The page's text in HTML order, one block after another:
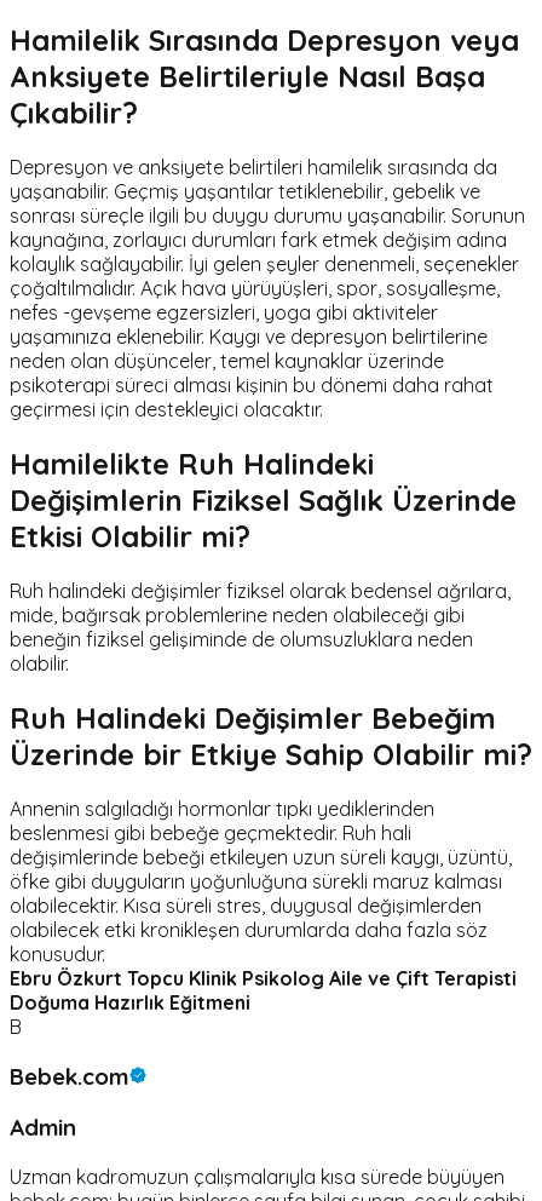
Hamilelik Sırasında Depresyon veya
Anksiyete Belirtileriyle Nasıl Başa
Çıkabilir?
Depresyon ve anksiyete belirtileri hamilelik sırasında da
yaşanabilir. Geçmiş yaşantılar tetiklenebilir, gebelik ve
sonrası süreçle ilgili bu duygu durumu yaşanabilir. Sorunun
kaynağına, zorlayıcı durumları fark etmek değişim adına
kolaylık sağlayabilir. İyi gelen şeyler denenmeli, seçenekler
çoğaltılmalıdır. Açık hava yürüyüşleri, spor, sosyalleşme,
nefes -gevşeme egzersizleri, yoga gibi aktiviteler
yaşamınıza eklenebilir. Kaygı ve depresyon belirtilerine
neden olan düşünceler, temel kaynaklar üzerinde
psikoterapi süreci alması kişinin bu dönemi daha rahat
geçirmesi için destekleyici olacaktır.
Hamilelikte Ruh Halindeki
Değişimlerin Fiziksel Sağlık Üzerinde
Etkisi Olabilir mi?
Ruh halindeki değişimler fiziksel olarak bedensel ağrılara,
mide, bağırsak problemlerine neden olabileceği gibi
beneğin fiziksel gelişiminde de olumsuzluklara neden
olabilir.
Ruh Halindeki Değişimler Bebeğim
Üzerinde bir Etkiye Sahip Olabilir mi?
Annenin salgıladığı hormonlar tıpkı yediklerinden
beslenmesi gibi bebeğe geçmektedir. Ruh hali
değişimlerinde bebeği etkileyen uzun süreli kaygı, üzüntü,
öfke gibi duyguların yoğunluğuna sürekli maruz kalması
olabilecektir. Kısa süreli stres, duygusal değişimlerden
olabilecek etki kronikleşen durumlarda daha fazla söz
konusudur.
Ebru Özkurt Topcu Klinik Psikolog Aile ve Çift Terapisti
Doğuma Hazırlık Eğitmeni
B
Bebek.com
Admin
Uzman kadromuzun çalışmalarıyla kısa sürede büyüyen